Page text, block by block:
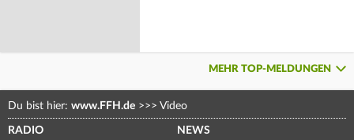
MEHR TOP-MELDUNGEN
Du bist hier: www.FFH.de >>> Video
RADIO NEWS